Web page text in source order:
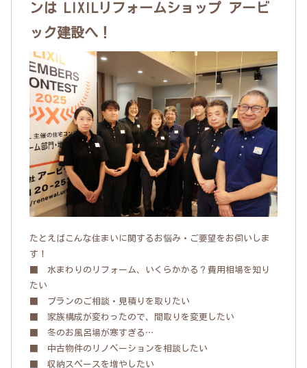
ンは LIXILリフォームショップ アービ
ック建設へ！
たとえばこんな住まいに関するお悩み・ご要望をお伺いしま
す！
■ 水まわりのリフォーム、いくらかかる？費用相場を知り
たい
■ プランのご相談・見積りを取りたい
■ 家族構成が変わったので、間取りを変更したい
■ 冬のお風呂場が寒すぎる…
■ 中古物件のリノベーションを相談したい
■ 収納スペースを増やしたい